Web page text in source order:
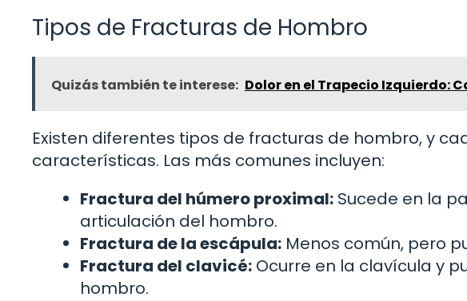
Tipos de Fracturas de Hombro
Quizás también te interese: Dolor en el Trapecio Izquierdo:
Existen diferentes tipos de fracturas de hombro, y
características. Las más comunes incluyen:
Fractura del húmero proximal: Sucede en la
articulación del hombro.
Fractura de la escápula: Menos común, pero
Fractura del clavicé: Ocurre en la clavícula y
hombro.